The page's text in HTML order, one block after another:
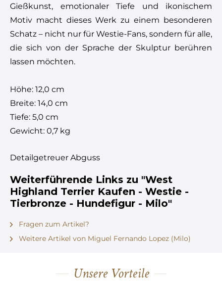
Gießkunst, emotionaler Tiefe und ikonischem
Motiv macht dieses Werk zu einem besonderen
Schatz – nicht nur für Westie-Fans, sondern für alle,
die sich von der Sprache der Skulptur berühren
lassen möchten.
Höhe: 12,0 cm
Breite: 14,0 cm
Tiefe: 5,0 cm
Gewicht: 0,7 kg
Detailgetreuer Abguss
Weiterführende Links zu "West
Highland Terrier Kaufen - Westie -
Tierbronze - Hundefigur - Milo"
Fragen zum Artikel?
Weitere Artikel von Miguel Fernando Lopez (Milo)
Unsere Vorteile